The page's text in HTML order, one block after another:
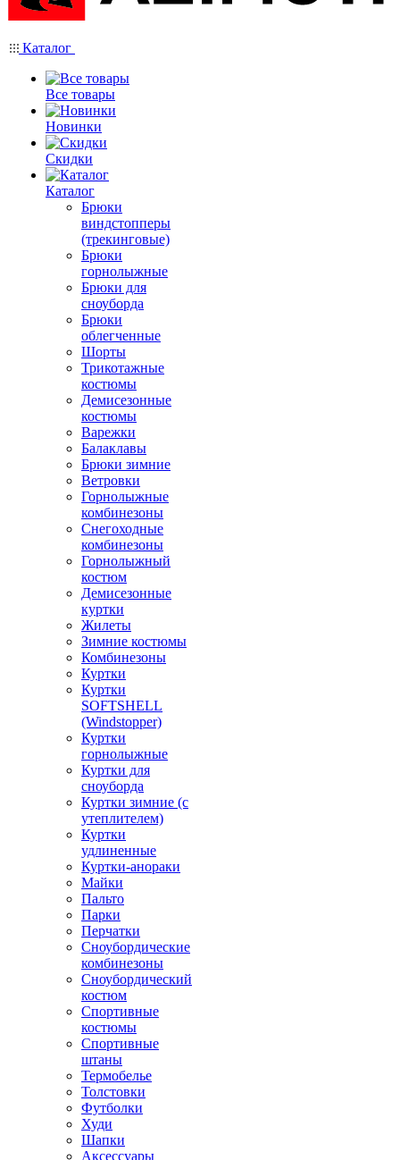
Каталог
Все товары
Новинки
Скидки
Каталог
Брюки
виндстопперы
(трекинговые)
Брюки
горнолыжные
Брюки для
сноуборда
Брюки
облегченные
Шорты
Трикотажные
костюмы
Демисезонные
костюмы
Варежки
Балаклавы
Брюки зимние
Ветровки
Горнолыжные
комбинезоны
Снегоходные
комбинезоны
Горнолыжный
костюм
Демисезонные
куртки
Жилеты
Зимние костюмы
Комбинезоны
Куртки
Куртки
SOFTSHELL
(Windstopper)
Куртки
горнолыжные
Куртки для
сноуборда
Куртки зимние (с
утеплителем)
Куртки
удлиненные
Куртки-анораки
Майки
Пальто
Парки
Перчатки
Сноубордические
комбинезоны
Сноубордический
костюм
Спортивные
костюмы
Спортивные
штаны
Термобелье
Толстовки
Футболки
Худи
Шапки
Аксессуары